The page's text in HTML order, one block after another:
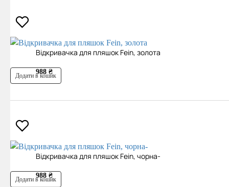
Відкривачка для пляшок Fein, золота
988 ₴
Додати в кошик
Відкривачка для пляшок Fein, чорна-
988 ₴
Додати в кошик